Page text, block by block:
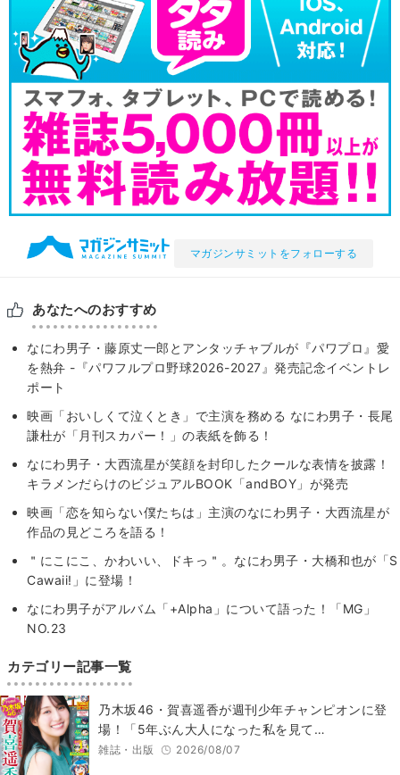
マガジンサミットをフォローする
あなたへのおすすめ
なにわ男子・藤原丈一郎とアンタッチャブルが『パワプロ』愛
を熱弁 -『パワフルプロ野球2026-2027』発売記念イベントレ
ポート
映画「おいしくて泣くとき」で主演を務める なにわ男子・長尾
謙杜が「月刊スカパー！」の表紙を飾る！
なにわ男子・大西流星が笑顔を封印したクールな表情を披露！
キラメンだらけのビジュアルBOOK「andBOY」が発売
映画「恋を知らない僕たちは」主演のなにわ男子・大西流星が
作品の見どころを語る！
＂にこにこ、かわいい、ドキっ＂。なにわ男子・大橋和也が「S
Cawaii!」に登場！
なにわ男子がアルバム「+Alpha」について語った！「MG」
NO.23
カテゴリー記事一覧
乃木坂46・賀喜遥香が週刊少年チャンピオンに登
場！「5年ぶん大人になった私を見て…
雑誌・出版 2026/08/07